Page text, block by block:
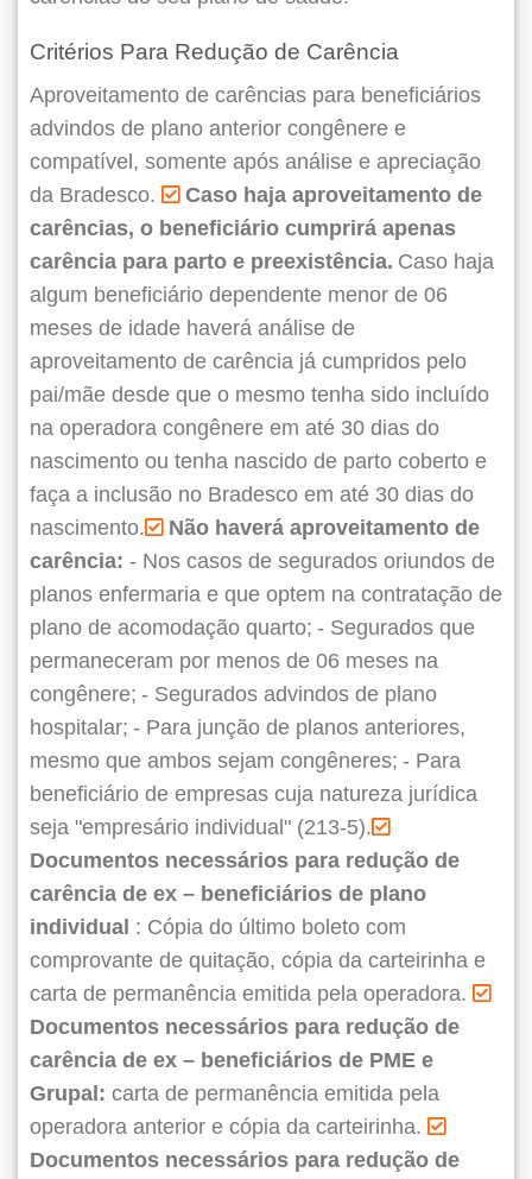
Critérios Para Redução de Carência
Aproveitamento de carências para beneficiários
advindos de plano anterior congênere e
compatível, somente após análise e apreciação
da Bradesco.
Caso haja aproveitamento de
carências, o beneficiário cumprirá apenas
carência para parto e preexistência. Caso haja
algum beneficiário dependente menor de 06
meses de idade haverá análise de
aproveitamento de carência já cumpridos pelo
pai/mãe desde que o mesmo tenha sido incluído
na operadora congênere em até 30 dias do
nascimento ou tenha nascido de parto coberto e
faça a inclusão no Bradesco em até 30 dias do
nascimento.
Não haverá aproveitamento de
carência: - Nos casos de segurados oriundos de
planos enfermaria e que optem na contratação de
plano de acomodação quarto; - Segurados que
permaneceram por menos de 06 meses na
congênere; - Segurados advindos de plano
hospitalar; - Para junção de planos anteriores,
mesmo que ambos sejam congêneres; - Para
beneficiário de empresas cuja natureza jurídica
seja "empresário individual" (213-5).
Documentos necessários para redução de
carência de ex – beneficiários de plano
individual : Cópia do último boleto com
comprovante de quitação, cópia da carteirinha e
carta de permanência emitida pela operadora.
Documentos necessários para redução de
carência de ex – beneficiários de PME e
Grupal: carta de permanência emitida pela
operadora anterior e cópia da carteirinha.
Documentos necessários para redução de